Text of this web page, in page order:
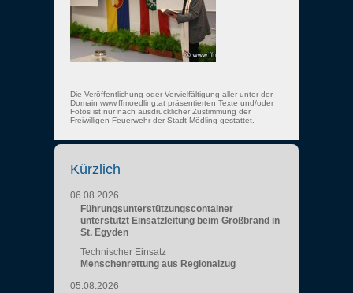
Die Veröffentlichung oder Vervielfältigung aller unter der
Domain www.ffmoedling.at präsentierten Texte und/oder
Fotos ist nur nach ausdrücklicher Zustimmung der
Freiwilligen Feuerwehr der Stadt Mödling gestattet.
Kürzlich
06.08.2026
Führungsunterstützungscontainer
unterstützt Einsatzleitung beim Großbrand in
St. Egyden
Technischer Einsatz
Menschenrettung aus Regionalzug
05.08.2026